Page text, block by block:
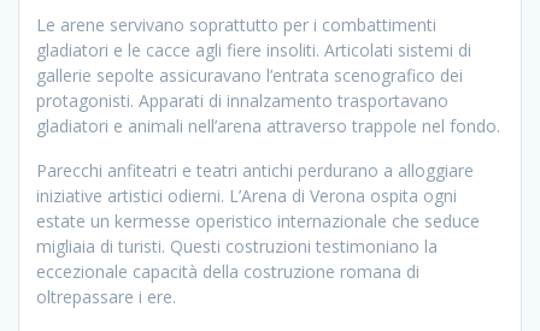
Le arene servivano soprattutto per i combattimenti
gladiatori e le cacce agli fiere insoliti. Articolati sistemi di
gallerie sepolte assicuravano l’entrata scenografico dei
protagonisti. Apparati di innalzamento trasportavano
gladiatori e animali nell’arena attraverso trappole nel fondo.
Parecchi anfiteatri e teatri antichi perdurano a alloggiare
iniziative artistici odierni. L’Arena di Verona ospita ogni
estate un kermesse operistico internazionale che seduce
migliaia di turisti. Questi costruzioni testimoniano la
eccezionale capacità della costruzione romana di
oltrepassare i ere.